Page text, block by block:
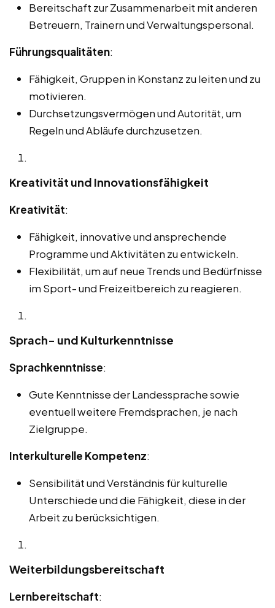
Bereitschaft zur Zusammenarbeit mit anderen
Betreuern, Trainern und Verwaltungspersonal.
Führungsqualitäten:
Fähigkeit, Gruppen in Konstanz zu leiten und zu
motivieren.
Durchsetzungsvermögen und Autorität, um
Regeln und Abläufe durchzusetzen.
Kreativität und Innovationsfähigkeit
Kreativität:
Fähigkeit, innovative und ansprechende
Programme und Aktivitäten zu entwickeln.
Flexibilität, um auf neue Trends und Bedürfnisse
im Sport- und Freizeitbereich zu reagieren.
Sprach- und Kulturkenntnisse
Sprachkenntnisse:
Gute Kenntnisse der Landessprache sowie
eventuell weitere Fremdsprachen, je nach
Zielgruppe.
Interkulturelle Kompetenz:
Sensibilität und Verständnis für kulturelle
Unterschiede und die Fähigkeit, diese in der
Arbeit zu berücksichtigen.
Weiterbildungsbereitschaft
Lernbereitschaft: